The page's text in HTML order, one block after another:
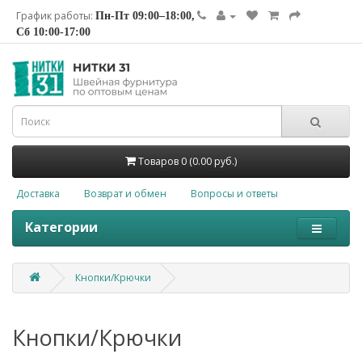
График работы: Пн-Пт 09:00–18:00,
Сб 10:00-17:00
Товаров 0 (0.00 руб.)
Доставка Возврат и обмен Вопросы и ответы
Категории
Кнопки/Крючки
Кнопки/Крючки